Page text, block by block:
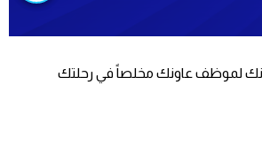
لموظف عاونك مخلصاً في رحلتك